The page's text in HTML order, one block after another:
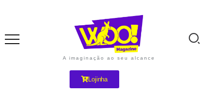
A imaginação ao seu alcance
Lojinha